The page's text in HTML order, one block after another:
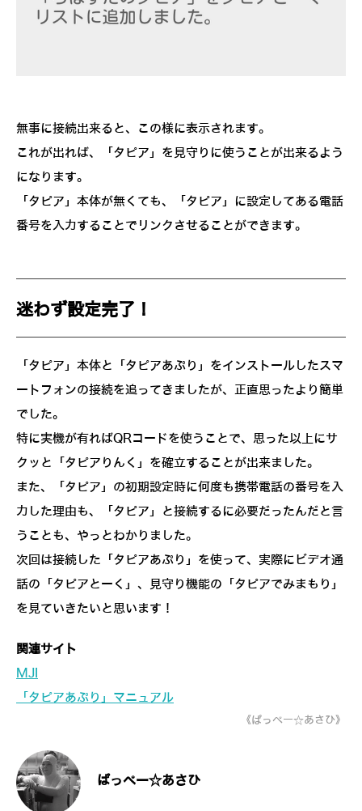
無事に接続出来ると、この様に表示されます。
これが出れば、「タピア」を見守りに使うことが出来るよう
になります。
「タピア」本体が無くても、「タピア」に設定してある電話
番号を入力することでリンクさせることができます。
迷わず設定完了！
「タピア」本体と「タピアあぷり」をインストールしたスマ
ートフォンの接続を追ってきましたが、正直思ったより簡単
でした。
特に実機が有ればQRコードを使うことで、思った以上にサ
クッと「タピアりんく」を確立することが出来ました。
また、「タピア」の初期設定時に何度も携帯電話の番号を入
力した理由も、「タピア」と接続するに必要だったんだと言
うことも、やっとわかりました。
次回は接続した「タピアあぷり」を使って、実際にビデオ通
話の「タピアとーく」、見守り機能の「タピアでみまもり」
を見ていきたいと思います！
関連サイト
MJI
「タピアあぷり」マニュアル
《ぱっぺー☆あさひ》
ぱっぺー☆あさひ